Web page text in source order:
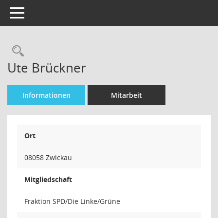
Toggle navigation
Rechercheauswahl
Ute Brückner
Informationen Mitarbeit
Ort
08058 Zwickau
Mitgliedschaft
Fraktion SPD/Die Linke/Grüne